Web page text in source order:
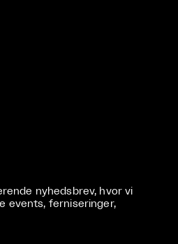
nyhedsbrev, hvor vi
events, ferniseringer,